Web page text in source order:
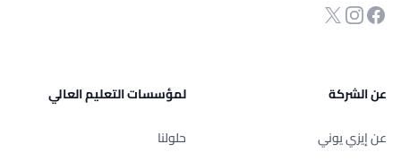
صفحة الفيسبوك
انستجرام
Twitter
عن الشركة
عن إيزي يوني
لمؤسسات التعليم العالي
حلولنا